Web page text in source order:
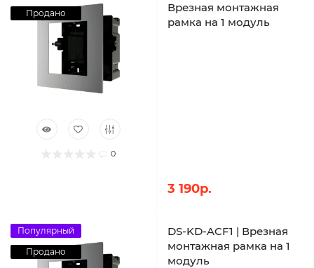
Продано
0
Врезная монтажная
рамка на 1 модуль
3 190р.
Популярный
Продано
DS-KD-ACF1 | Врезная
монтажная рамка на 1
модуль